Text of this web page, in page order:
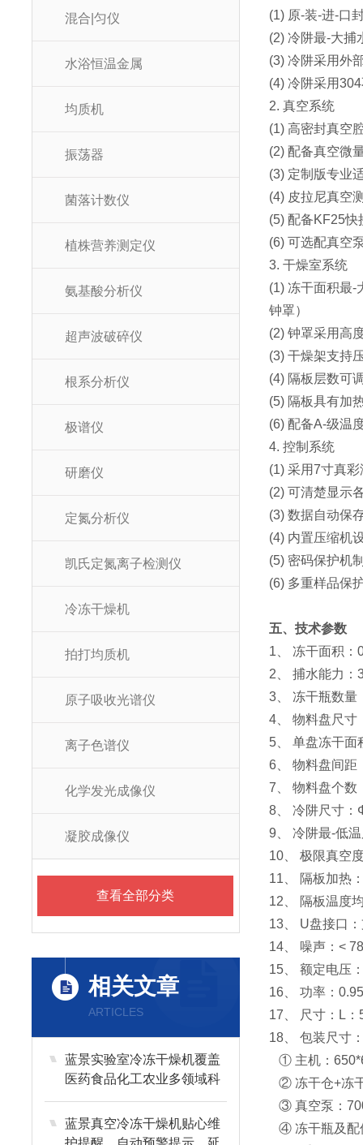
混合|匀仪
水浴恒温金属
均质机
振荡器
菌落计数仪
植株营养测定仪
氨基酸分析仪
超声波破碎仪
根系分析仪
极谱仪
研磨仪
定氮分析仪
凯氏定氮离子检测仪
冷冻干燥机
拍打均质机
原子吸收光谱仪
离子色谱仪
化学发光成像仪
凝胶成像仪
查看全部分类
相关文章
ARTICLES
蓝景实验室冷冻干燥机覆盖
医药食品化工农业多领域科
研应用
蓝景真空冷冻干燥机贴心维
(1) 原-装-进-口
(2) 冷阱最-大捕
(3) 冷阱采用外
(4) 冷阱采用
2. 真空系统
(1) 高密封真空
(2) 配备真空微
(3) 定制版专业
(4) 皮拉尼真空
(5) 配备KF25
(6) 可选配真空
3. 干燥室系统
(1) 冻干面积最-
钟罩）
(2) 钟罩采用高
(3) 干燥架支持
(4) 隔板层数可
(5) 隔板具有加
(6) 配备A-级温
4. 控制系统
(1) 采用7寸真
(2) 可清楚显示
(3) 数据自动保
(4) 内置压缩机
(5) 密码保护机
(6) 多重样品保
五、技术参数
1、 冻干面积：
2、 捕水能力：
3、 冻干瓶数量
4、 物料盘尺寸
5、 单盘冻干面
6、 物料盘间距
7、 物料盘个数
8、 冷阱尺寸：
9、 冷阱最-低
10、 极限真空
11、 隔板加热
12、 隔板温度
13、 U盘接口
14、 噪声：<
15、 额定电压
16、 功率：
17、 尺寸：L
18、 包装尺寸
① 主机：
② 冻干仓+冻
③ 真空泵：
④ 冻干瓶及配